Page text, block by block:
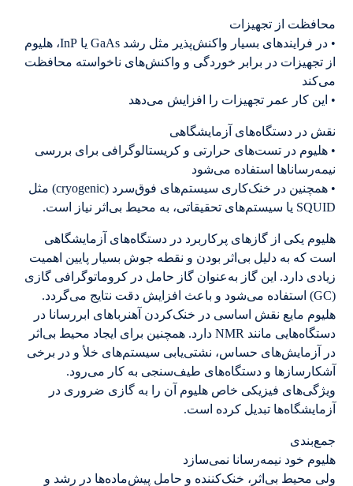
محافظت از تجهیزات
• در فرایندهای بسیار واکنش‌پذیر مثل رشد GaAs یا InP، هلیوم
از تجهیزات در برابر خوردگی و واکنش‌های ناخواسته محافظت
می‌کند
• این کار عمر تجهیزات را افزایش می‌دهد
نقش در دستگاه‌های آزمایشگاهی
• هلیوم در تست‌های حرارتی و کریستالوگرافی برای بررسی
نیمه‌رساناها استفاده می‌شود
• همچنین در خنک‌کاری سیستم‌های فوق‌سرد (cryogenic) مثل
SQUID یا سیستم‌های تحقیقاتی، به محیط بی‌اثر نیاز است.
هلیوم یکی از گازهای پرکاربرد در دستگاه‌های آزمایشگاهی
است که به دلیل بی‌اثر بودن و نقطه جوش بسیار پایین اهمیت
زیادی دارد. این گاز به‌عنوان گاز حامل در کروماتوگرافی گازی
(GC) استفاده می‌شود و باعث افزایش دقت نتایج می‌گردد.
هلیوم مایع نقش اساسی در خنک‌کردن آهنرباهای ابررسانا در
دستگاه‌هایی مانند NMR دارد. همچنین برای ایجاد محیط بی‌اثر
در آزمایش‌های حساس، نشتی‌یابی سیستم‌های خلأ و در برخی
آشکارسازها و دستگاه‌های طیف‌سنجی به کار می‌رود.
ویژگی‌های فیزیکی خاص هلیوم آن را به گازی ضروری در
آزمایشگاه‌ها تبدیل کرده است.
جمع‌بندی
هلیوم خود نیمه‌رسانا نمی‌سازد
ولی محیط بی‌اثر، خنک‌کننده و حامل پیش‌ماده‌ها در رشد و